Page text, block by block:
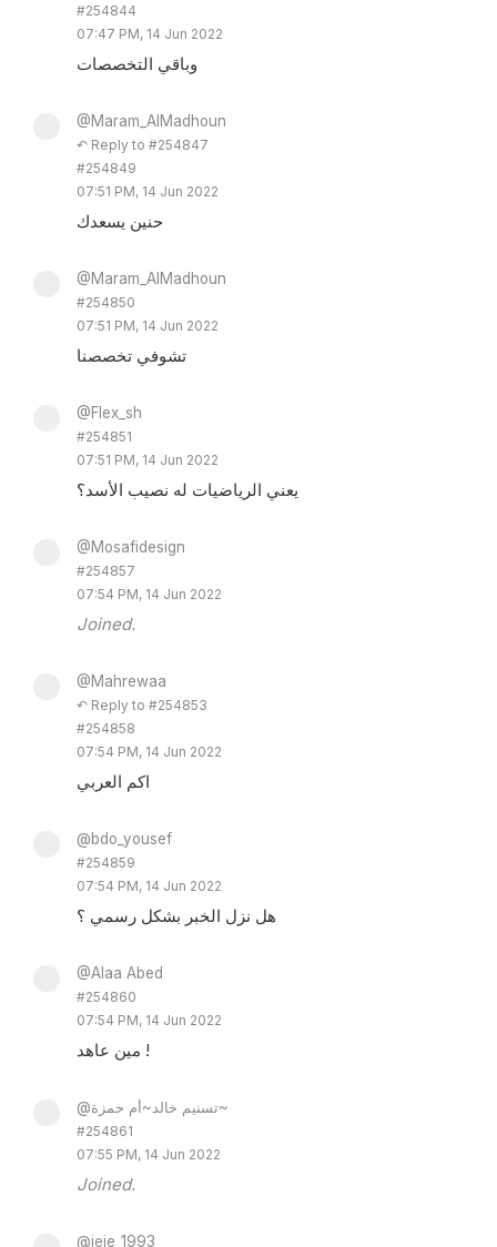
#254844
07:47 PM, 14 Jun 2022
وباقي التخصصات
@Maram_AlMadhoun
↶ Reply to #254847
#254849
07:51 PM, 14 Jun 2022
حنين يسعدك
@Maram_AlMadhoun
#254850
07:51 PM, 14 Jun 2022
تشوفي تخصصنا
@Flex_sh
#254851
07:51 PM, 14 Jun 2022
يعني الرياضيات له نصيب الأسد؟
@Mosafidesign
#254857
07:54 PM, 14 Jun 2022
Joined.
@Mahrewaa
↶ Reply to #254853
#254858
07:54 PM, 14 Jun 2022
اكم العربي
@bdo_yousef
#254859
07:54 PM, 14 Jun 2022
هل نزل الخبر بشكل رسمي ؟
@Alaa Abed
#254860
07:54 PM, 14 Jun 2022
مين عاهد !
@تسنيم خالد~أم حمزة~
#254861
07:55 PM, 14 Jun 2022
Joined.
@jeje_1993